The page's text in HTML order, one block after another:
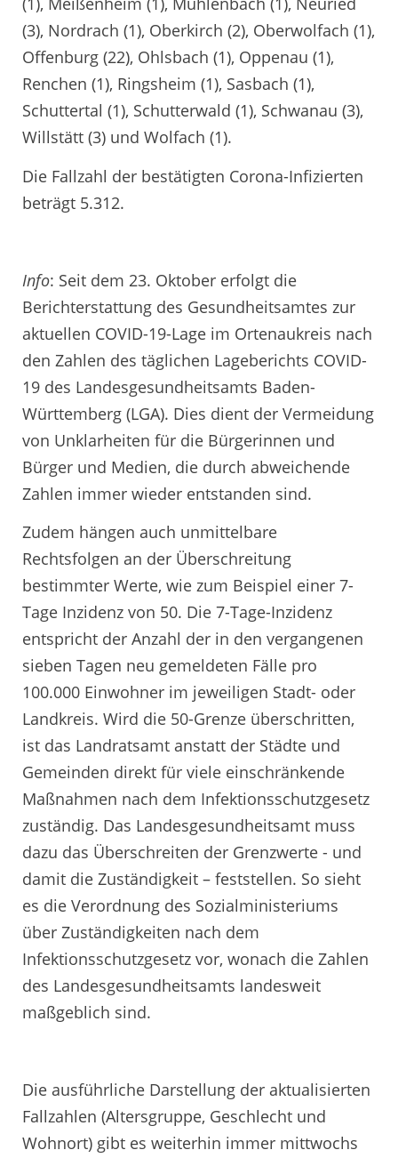
(3), Nordrach (1), Oberkirch (2), Oberwolfach (1),
Offenburg (22), Ohlsbach (1), Oppenau (1),
Renchen (1), Ringsheim (1), Sasbach (1),
Schuttertal (1), Schutterwald (1), Schwanau (3),
Willstätt (3) und Wolfach (1).
Die Fallzahl der bestätigten Corona-Infizierten
beträgt 5.312.
Info: Seit dem 23. Oktober erfolgt die
Berichterstattung des Gesundheitsamtes zur
aktuellen COVID-19-Lage im Ortenaukreis nach
den Zahlen des täglichen Lageberichts COVID-
19 des Landesgesundheitsamts Baden-
Württemberg (LGA). Dies dient der Vermeidung
von Unklarheiten für die Bürgerinnen und
Bürger und Medien, die durch abweichende
Zahlen immer wieder entstanden sind.
Zudem hängen auch unmittelbare
Rechtsfolgen an der Überschreitung
bestimmter Werte, wie zum Beispiel einer 7-
Tage Inzidenz von 50. Die 7-Tage-Inzidenz
entspricht der Anzahl der in den vergangenen
sieben Tagen neu gemeldeten Fälle pro
100.000 Einwohner im jeweiligen Stadt- oder
Landkreis. Wird die 50-Grenze überschritten,
ist das Landratsamt anstatt der Städte und
Gemeinden direkt für viele einschränkende
Maßnahmen nach dem Infektionsschutzgesetz
zuständig. Das Landesgesundheitsamt muss
dazu das Überschreiten der Grenzwerte - und
damit die Zuständigkeit – feststellen. So sieht
es die Verordnung des Sozialministeriums
über Zuständigkeiten nach dem
Infektionsschutzgesetz vor, wonach die Zahlen
des Landesgesundheitsamts landesweit
maßgeblich sind.
Die ausführliche Darstellung der aktualisierten
Fallzahlen (Altersgruppe, Geschlecht und
Wohnort) gibt es weiterhin immer mittwochs